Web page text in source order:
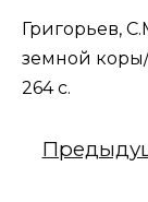
Григорьев,
земной коры/
264 с.